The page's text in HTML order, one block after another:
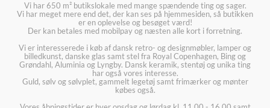
Vi har 650 m² butikslokale med mange spændende ting og sager.
Vi har meget mere end det, der kan ses på hjemmesiden, så butikken
er en oplevelse og besøget værd!
Der kan betales med mobilpay og næsten alle kort i forretning.
Vi er interesserede i køb af dansk retro- og designmøbler, lamper og
billedkunst, danske glas samt stel fra Royal Copenhagen, Bing og
Grøndahl, Aluminia og Lyngby. Dansk keramik, stentøj og unika ting
har også vores interesse.
Guld, sølv og sølvplet, gammelt legetøj samt frimærker og mønter
købes også.